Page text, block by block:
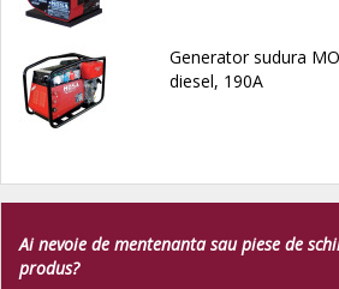
Generator sudura
diesel, 190A
Ai nevoie de mentenanta sau piese de
produs?